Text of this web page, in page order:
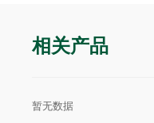
相关产品
暂无数据